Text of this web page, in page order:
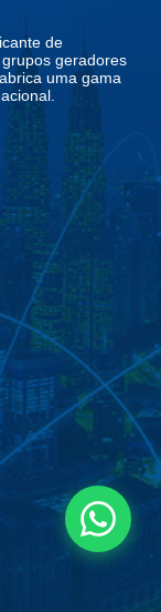
de
geradores
uma gama